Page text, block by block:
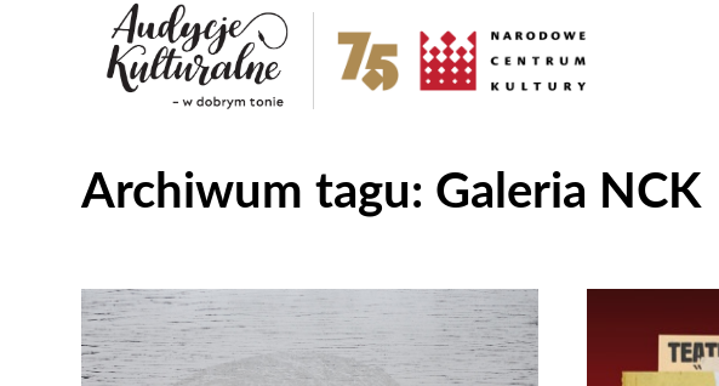
Archiwum tagu: Galeria NCK
Odtwarzacz
plików
dźwiękowych
dźwiękowych